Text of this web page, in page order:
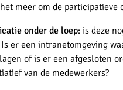
meer om de participatieve
onder de loep: is deze
er een intranetomgeving
of is er een afgesloten
van de medewerkers?